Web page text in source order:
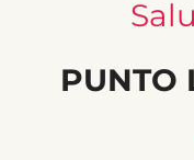
PUNTO